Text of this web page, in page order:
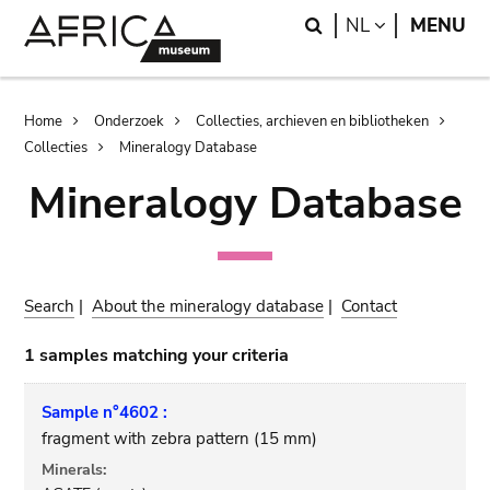
Search
NL LANGUAGE
MENU
Breadcrumb
Home Onderzoek
Collecties, archieven en bibliotheken
Collecties
Mineralogy Database
Mineralogy Database
Search |About the mineralogy database | Contact
1 samples matching your criteria
Sample n°4602 :
fragment with zebra pattern (15 mm)
Minerals: